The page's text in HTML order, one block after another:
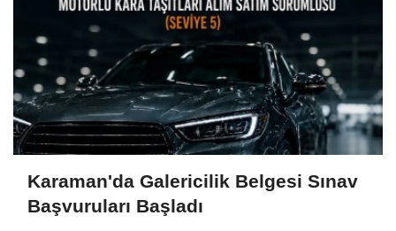
Karaman'da Galericilik Belgesi Sınav
Başvuruları Başladı